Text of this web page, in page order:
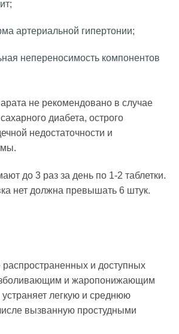
артериальной гипертонии;
непереносимость компонентов
не рекомендовано в случае
диабета, острого
недостаточности и
до 3 раз за день по 1-2 таблетки.
нет должна превышать 6 штук.
и доступных
и жаропонижающим
легкую и среднюю
вызванную простудными